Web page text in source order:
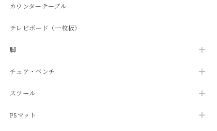
カウンターテーブル
テレビボード（一枚板）
脚
チェア・ベンチ
スツール
PSマット